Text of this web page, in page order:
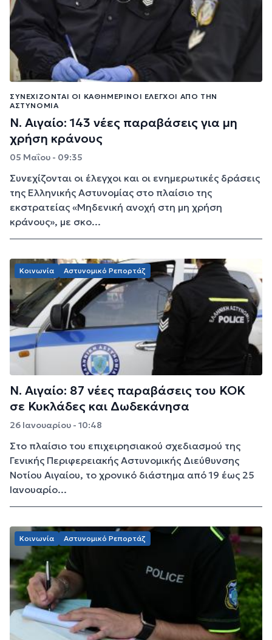
ΣΥΝΕΧΊΖΟΝΤΑΙ ΟΙ ΚΑΘΗΜΕΡΙΝΟΊ ΈΛΕΓΧΟΙ ΑΠΌ ΤΗΝ
ΑΣΤΥΝΟΜΊΑ
Ν. Αιγαίο: 143 νέες παραβάσεις για μη
χρήση κράνους
05 Μαΐου - 09:35
Συνεχίζονται οι έλεγχοι και οι ενημερωτικές δράσεις
της Ελληνικής Αστυνομίας στο πλαίσιο της
εκστρατείας «Μηδενική ανοχή στη μη χρήση
κράνους», με σκο...
Κοινωνία Αστυνομικό Ρεπορτάζ
Ν. Αιγαίο: 87 νέες παραβάσεις του ΚΟΚ
σε Κυκλάδες και Δωδεκάνησα
26 Ιανουαρίου - 10:48
Στο πλαίσιο του επιχειρησιακού σχεδιασμού της
Γενικής Περιφερειακής Αστυνομικής Διεύθυνσης
Νοτίου Αιγαίου, το χρονικό διάστημα από 19 έως 25
Ιανουαρίο...
Κοινωνία Αστυνομικό Ρεπορτάζ